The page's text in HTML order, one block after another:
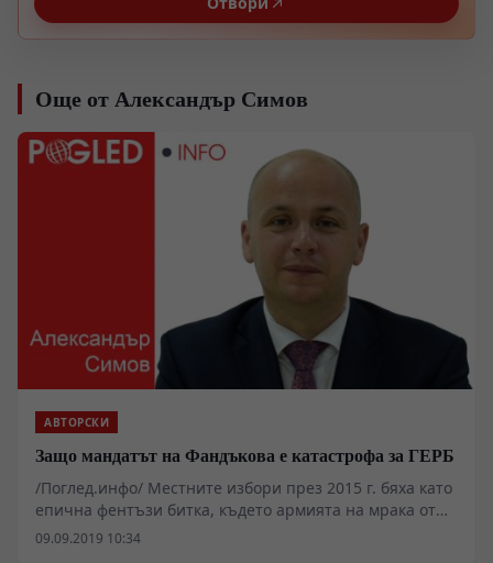
Още от Александър Симов
АВТОРСКИ
Защо мандатът на Фандъкова е катастрофа за ГЕРБ
/Поглед.инфо/ Местните избори през 2015 г. бяха като
епична фентъзи битка, където армията на мрака от
гаргойли, орки, зомбита, вампири и калинки
09.09.2019 10:34